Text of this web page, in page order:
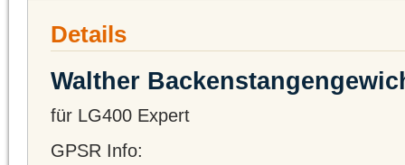
Details
Walther
für LG400 Expert
GPSR Info: